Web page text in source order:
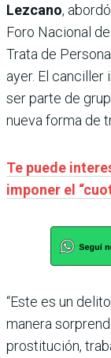
Lezcano,
Foro Nacional
Trata de
ayer. El canciller
ser parte de
nueva forma de
Te puede
imponer el
“Este es un
manera
prostitución,